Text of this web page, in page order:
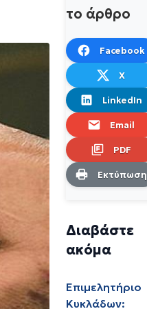
το άρθρο
Facebook
X
LinkedIn
Email
PDF
Εκτύπωση
Διαβάστε
ακόμα
Επιμελητήριο
Κυκλάδων: